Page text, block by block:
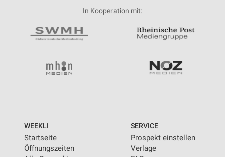
In Kooperation mit:
WEEKLI
Startseite
Öffnungszeiten
SERVICE
Prospekt einstellen
Verlage